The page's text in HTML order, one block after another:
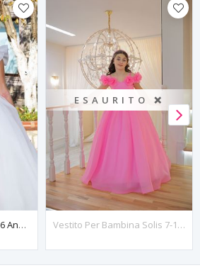
Abito Vogue Bambina 2-6 Anni 20086 Bianco Sporco
ESAURITO ❌
Vestito Per Bambina Solis 7-11 Anni 30133 Rosa